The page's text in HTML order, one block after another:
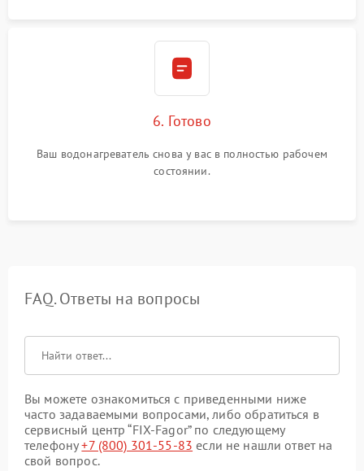
6. Готово
Ваш водонагреватель снова у вас в полностью рабочем
состоянии.
FAQ. Ответы на вопросы
Вы можете ознакомиться с приведенными ниже
часто задаваемыми вопросами, либо обратиться в
сервисный центр “FIX-Fagor” по следующему
телефону+7 (800) 301-55-83 если не нашли ответ на
свой вопрос.